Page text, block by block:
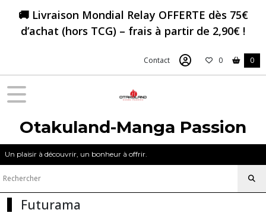
🚚 Livraison Mondial Relay OFFERTE dès 75€
d’achat (hors TCG) – frais à partir de 2,90€ !
Contact 0 0
Otakuland-Manga Passion
Un plaisir à découvrir, un bonheur à offrir.
Futurama
Fermer
Tous
les
produits
Goodies
Futurama
Funko
POP
Futurama